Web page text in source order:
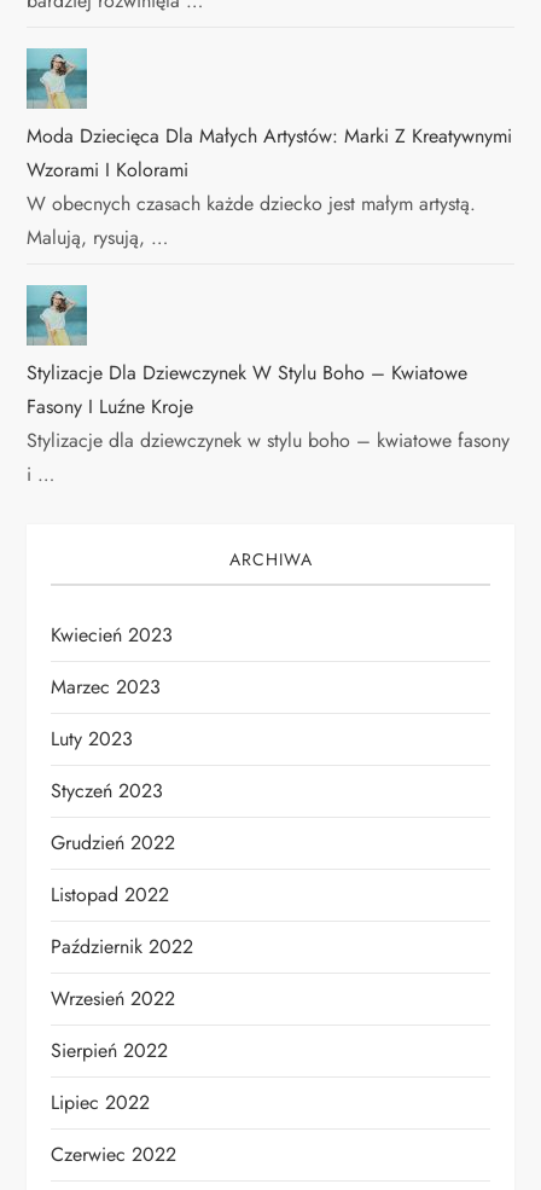
Moda Dziecięca Dla Małych Artystów: Marki Z Kreatywnymi
Wzorami I Kolorami
W obecnych czasach każde dziecko jest małym artystą.
Malują, rysują, …
Stylizacje Dla Dziewczynek W Stylu Boho – Kwiatowe
Fasony I Luźne Kroje
Stylizacje dla dziewczynek w stylu boho – kwiatowe fasony
i …
ARCHIWA
Kwiecień 2023
Marzec 2023
Luty 2023
Styczeń 2023
Grudzień 2022
Listopad 2022
Październik 2022
Wrzesień 2022
Sierpień 2022
Lipiec 2022
Czerwiec 2022